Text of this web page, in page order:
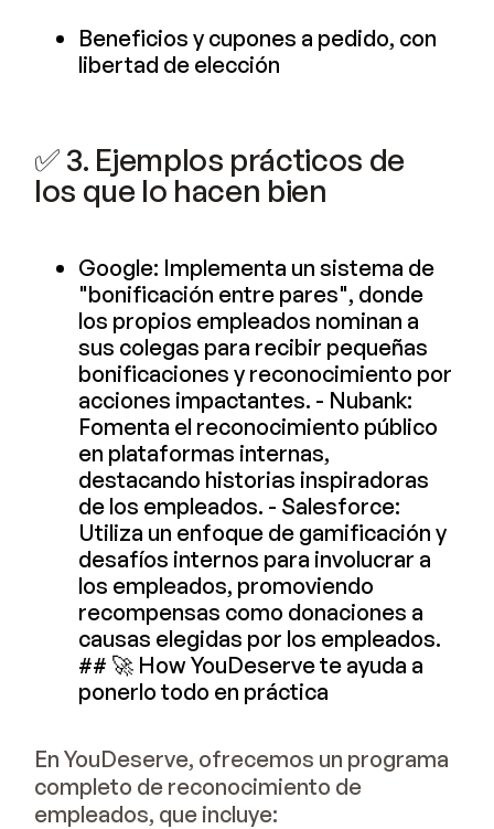
Beneficios y cupones a pedido, con
libertad de elección
✅ 3. Ejemplos prácticos de
los que lo hacen bien
Google: Implementa un sistema de
"bonificación entre pares", donde
los propios empleados nominan a
sus colegas para recibir pequeñas
bonificaciones y reconocimiento por
acciones impactantes. - Nubank:
Fomenta el reconocimiento público
en plataformas internas,
destacando historias inspiradoras
de los empleados. - Salesforce:
Utiliza un enfoque de gamificación y
desafíos internos para involucrar a
los empleados, promoviendo
recompensas como donaciones a
causas elegidas por los empleados.
## 🚀 How YouDeserve te ayuda a
ponerlo todo en práctica
En YouDeserve, ofrecemos un programa
completo de reconocimiento de
empleados, que incluye: